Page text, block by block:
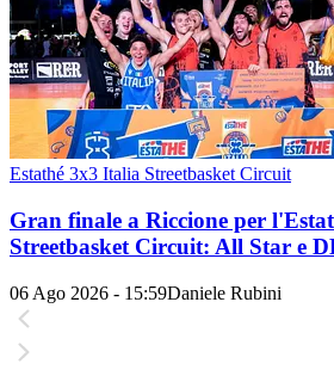
Estathé 3x3 Italia Streetbasket Circuit
Gran finale a Riccione per
Streetbasket Circuit: All Star e
06 Ago 2026 - 15:59Daniele Rubini